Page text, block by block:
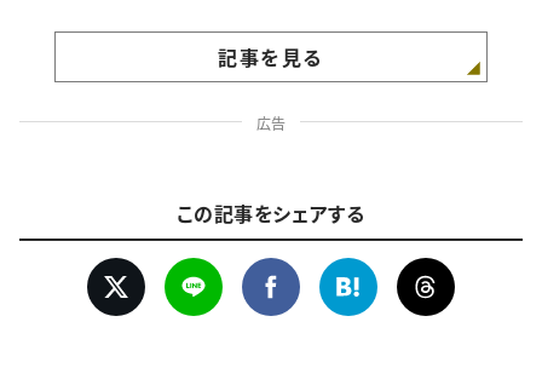
記事を見る
広告
この記事をシェアする